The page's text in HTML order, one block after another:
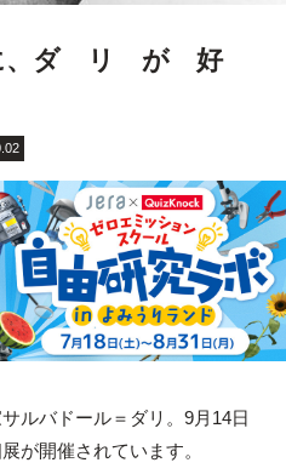
に、ダ リ が 好
ルバドール＝ダリ。9月14日
が開催されています。